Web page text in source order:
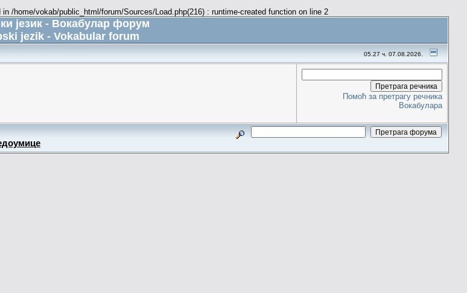
/home/vokab/public_html/forum/Sources/Load.php(216) : runtime-created function on line 2
језик - Вокабулар форум
jezik - Vokabular forum
05.27 ч. 07.08.2026.
Помоћ за претрагу речника
Вокабулара